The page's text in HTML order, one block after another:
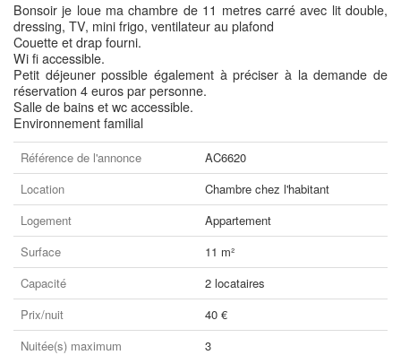
Bonsoir je loue ma chambre de 11 metres carré avec lit double,
dressing, TV, mini frigo, ventilateur au plafond
Couette et drap fourni.
Wi fi accessible.
Petit déjeuner possible également à préciser à la demande de
réservation 4 euros par personne.
Salle de bains et wc accessible.
Environnement familial
Référence de l'annonce
AC6620
Location
Chambre chez l'habitant
Logement
Appartement
Surface
11 m²
Capacité
2 locataires
Prix/nuit
40 €
Nuitée(s) maximum
3